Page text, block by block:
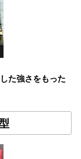
た強さをもった